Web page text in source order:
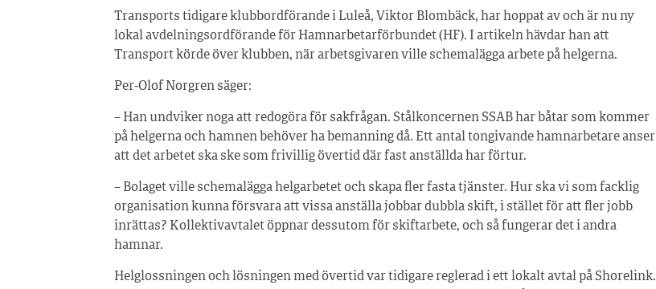
Transports tidigare klubbordförande i Luleå, Viktor Blombäck, har hoppat av och är nu ny
lokal avdelningsordförande för Hamnarbetarförbundet (HF). I artikeln hävdar han att
Transport körde över klubben, när arbetsgivaren ville schemalägga arbete på helgerna.
Per-Olof Norgren säger:
– Han undviker noga att redogöra för sakfrågan. Stålkoncernen SSAB har båtar som kommer
på helgerna och hamnen behöver ha bemanning då. Ett antal tongivande hamnarbetare anser
att det arbetet ska ske som frivillig övertid där fast anställda har förtur.
– Bolaget ville schemalägga helgarbetet och skapa fler fasta tjänster. Hur ska vi som facklig
organisation kunna försvara att vissa anställa jobbar dubbla skift, i stället för att fler jobb
inrättas? Kollektivavtalet öppnar dessutom för skiftarbete, och så fungerar det i andra
hamnar.
Helglossningen och lösningen med övertid var tidigare reglerad i ett lokalt avtal på Shorelink.